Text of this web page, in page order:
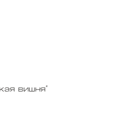
вишня"